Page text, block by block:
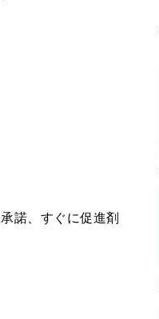
諾、すぐに促進剤